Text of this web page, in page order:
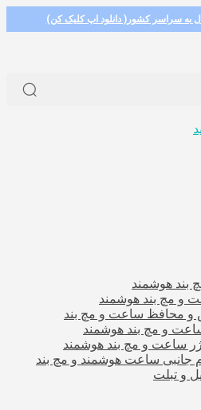
به سراسر کشور( دانلود اپ کلیک کن)
بند هوشمند
و مچ بند هوشمند
و محافظ ساعت و مچ بند
و مچ بند هوشمند
ساعت و مچ بند هوشمند
جانبی ساعت هوشمند و مچ بند
و تبلت